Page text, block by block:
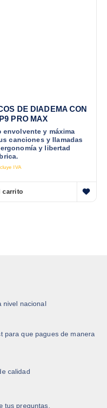
DE DIADEMA CON
PRO MAX
envolvente y máxima
canciones y llamadas
y libertad
IVA
carrito
nivel nacional
para que pagues de manera
calidad
tus preguntas.